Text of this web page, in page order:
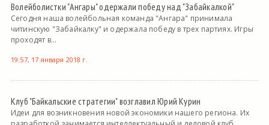
Волейболистки "Ангары" одержали победу над "Забайкалкой"
Сегодня наша волейбольная команда "Ангара" принимала
читинскую "Забайкалку" и одержала победу в трех партиях. Игры
проходят в...
19:57, 17 января 2018 г.
Клуб "Байкальские стратегии" возглавил Юрий Курин
Идеи для возникновения новой экономики нашего региона. Их